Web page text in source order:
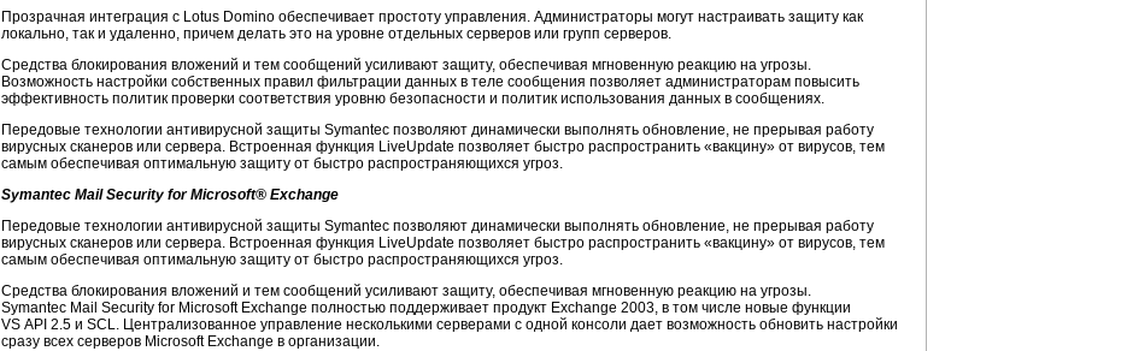
Прозрачная интеграция с Lotus Domino обеспечивает простоту управления. Администраторы могут настраивать защиту как
локально, так и удаленно, причем делать это на уровне отдельных серверов или групп серверов.
Средства блокирования вложений и тем сообщений усиливают защиту, обеспечивая мгновенную реакцию на угрозы.
Возможность настройки собственных правил фильтрации данных в теле сообщения позволяет администраторам повысить
эффективность политик проверки соответствия уровню безопасности и политик использования данных в сообщениях.
Передовые технологии антивирусной защиты Symantec позволяют динамически выполнять обновление, не прерывая работу
вирусных сканеров или сервера. Встроенная функция LiveUpdate позволяет быстро распространить «вакцину» от вирусов, тем
самым обеспечивая оптимальную защиту от быстро распространяющихся угроз.
Symantec Mail Security for Microsoft® Exchange
Передовые технологии антивирусной защиты Symantec позволяют динамически выполнять обновление, не прерывая работу
вирусных сканеров или сервера. Встроенная функция LiveUpdate позволяет быстро распространить «вакцину» от вирусов, тем
самым обеспечивая оптимальную защиту от быстро распространяющихся угроз.
Средства блокирования вложений и тем сообщений усиливают защиту, обеспечивая мгновенную реакцию на угрозы.
Symantec Mail Security for Microsoft Exchange полностью поддерживает продукт Exchange 2003, в том числе новые функции
VS API 2.5 и SCL. Централизованное управление несколькими серверами с одной консоли дает возможность обновить настройки
сразу всех серверов Microsoft Exchange в организации.